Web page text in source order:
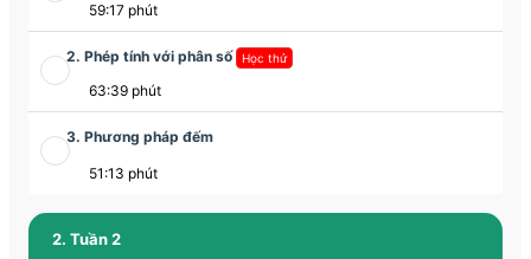
59:17 phút
2. Phép tính với phân số Học thử
63:39 phút
3. Phương pháp đếm
51:13 phút
2. Tuần 2